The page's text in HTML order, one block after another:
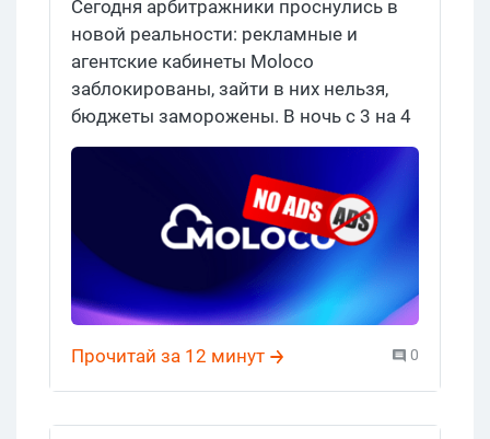
агентские и рекламные
кабинеты
Сегодня арбитражники проснулись в
новой реальности: рекламные и
агентские кабинеты Moloco
заблокированы, зайти в них нельзя,
бюджеты заморожены. В ночь с 3 на 4
июня in-app-сеть, похоже, разом
выкосила агентские и рекламные
аккаунты — в EMEA, Asia и, скорее
всего, по всему миру. Самое
неприятное: под раздачу попали и те, у
кого лицензия, и те, кто лил вообще не
гемблу. Заходи, разбираемся в деталях.
Прочитай за 12 минут 0